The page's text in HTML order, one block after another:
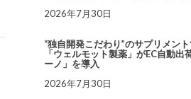
2026年7月30日
“独自開発こだわり”のサプリメン
「ウェルモット製薬」がEC自動出
ーノ」を導入
2026年7月30日